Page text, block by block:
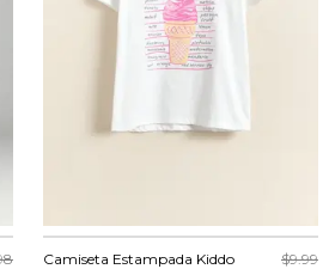
Camiseta Estampada Kiddo $9.99